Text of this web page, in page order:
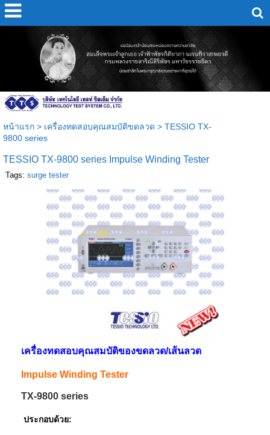
หน้าแรก> เครื่องทดสอบคุณสมบัติขดลวด > TESSIO TX-
9800 series
TESSIO TX-9800 series Impulse Winding Tester
Tags: surge tester
เครื่องทดสอบคุณสมบัติของขดลวด/เส้นลวด
Impulse Winding Tester
TX-9800 series
ประกอบด้วย: